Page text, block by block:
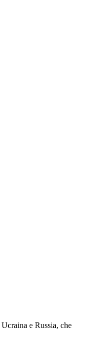
e Russia, che